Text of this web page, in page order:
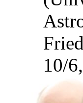
10/